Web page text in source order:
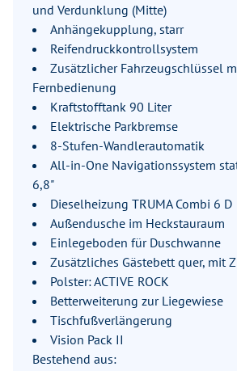
und Verdunklung (Mitte)
Anhängekupplung, starr
Reifendruckkontrollsystem
Zusätzlicher Fahrzeugschlüssel
Fernbedienung
Kraftstofftank 90 Liter
Elektrische Parkbremse
8-Stufen-Wandlerautomatik
All-in-One Navigationssystem
6,8"
Dieselheizung TRUMA Combi 6 D
Außendusche im Heckstauraum
Einlegeboden für Duschwanne
Zusätzliches Gästebett quer, mit
Polster: ACTIVE ROCK
Betterweiterung zur Liegewiese
Tischfußverlängerung
Vision Pack II
Bestehend aus: